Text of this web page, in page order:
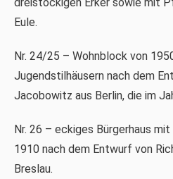
Eule.
Nr. 24/25 – Wohnblock von
Jugendstilhäusern nach dem
Jacobowitz aus Berlin, die im
Nr. 26 – eckiges Bürgerhaus
1910 nach dem Entwurf von
Breslau.